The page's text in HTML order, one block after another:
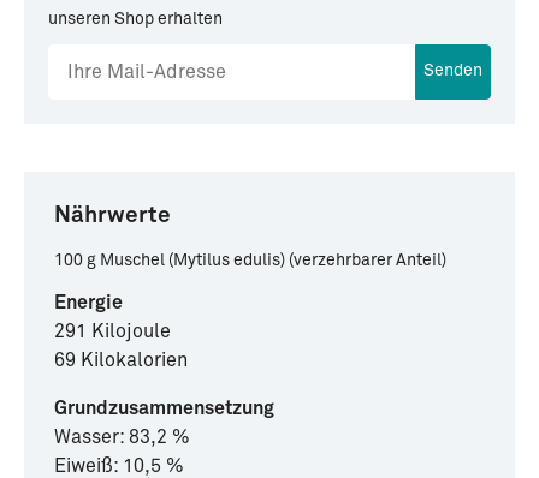
Nährwerte
100 g Muschel (Mytilus edulis) (verzehrbarer Anteil)
Energie
291 Kilojoule
69 Kilokalorien
Grundzusammensetzung
Wasser: 83,2 %
Eiweiß: 10,5 %
unseren Shop erhalten
Senden